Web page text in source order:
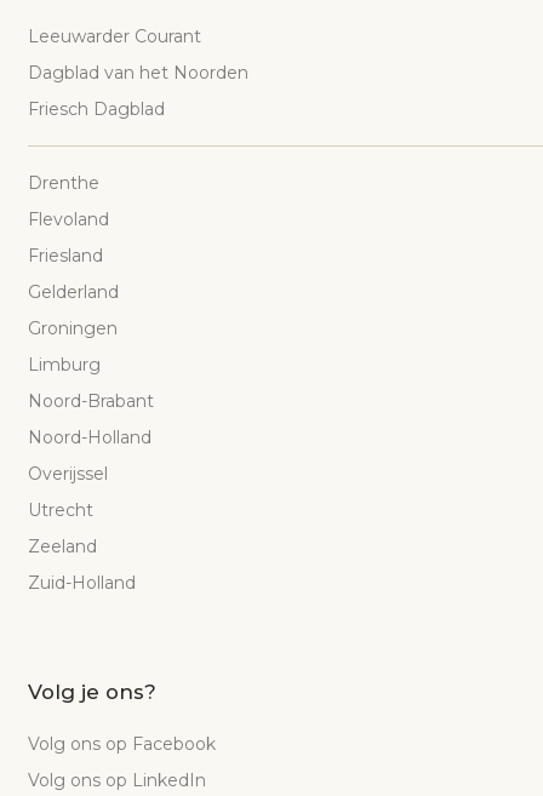
Leeuwarder Courant
Dagblad van het Noorden
Friesch Dagblad
Drenthe
Flevoland
Friesland
Gelderland
Groningen
Limburg
Noord-Brabant
Noord-Holland
Overijssel
Utrecht
Zeeland
Zuid-Holland
Volg je ons?
Volg ons op Facebook
Volg ons op LinkedIn